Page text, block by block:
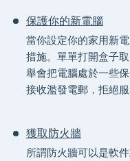
保護你的新電腦
當你設定你的家用新
措施。單單打開盒子
舉會把電腦處於一些
接收濫發電郵，拒絕
獲取防火牆
所謂防火牆可以是軟